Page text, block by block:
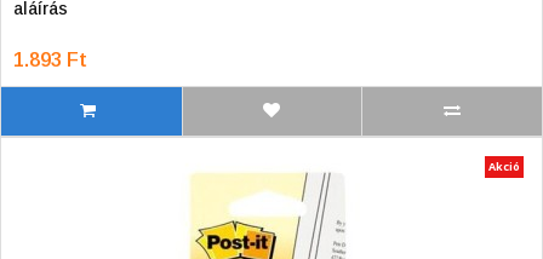
aláírás
1.893 Ft
Akció